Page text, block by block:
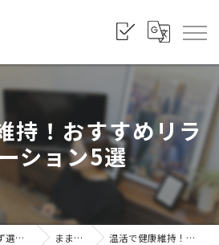
持！おすすめリラ
ション5選
判断軸を言語化し迷わず選べる状態をつくる「株式会社ビジトレ」 まま利楽ブログ 温活で健康維持！おすすめリラクゼーション5選